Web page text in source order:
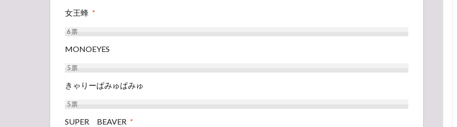
女王蜂 *
6票
MONOEYES
5票
きゃりーぱみゅぱみゅ
5票
SUPER BEAVER *